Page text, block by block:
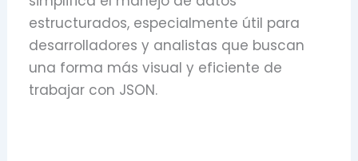
estructurados, especialmente útil para
desarrolladores y analistas que buscan
una forma más visual y eficiente de
trabajar con JSON.